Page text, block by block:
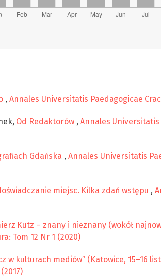
, Annales Universitatis Paedagogicae
Od Redaktorów , Annales Universitatis
Gdańska , Annales Universitatis
miejsc. Kilka zdań wstępu ,
Kutz – znany i nieznany (wokół
Tom 12 Nr 1 (2020)
w kulturach mediów” (Katowice, 15–16